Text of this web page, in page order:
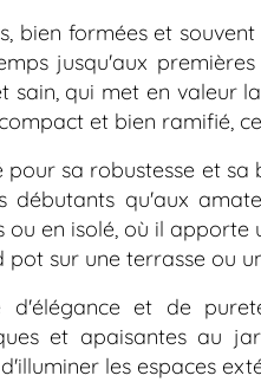
bien formées et
jusqu'aux
sain, qui met en valeur
et bien ramifié,
pour sa robustesse et sa
débutants qu'aux
ou en isolé, où il
pot sur une terrasse ou
d'élégance et de
et apaisantes au
les espaces